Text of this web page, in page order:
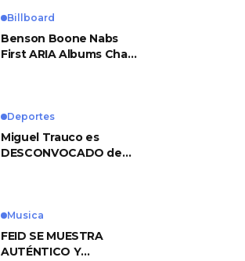
Billboard
Benson Boone Nabs
First ARIA Albums Chart
Deportes
Miguel Trauco es
DESCONVOCADO de
Musica
FEID SE MUESTRA
AUTÉNTICO Y